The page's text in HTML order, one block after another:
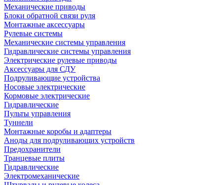
Механические приводы
Блоки обратной связи руля
Монтажные аксессуары
Рулевые системы
Механические системы управления
Гидравлические системы управления
Электрические рулевые приводы
Аксессуары для СДУ
Подруливающие устройства
Носовые электрические
Кормовые электрические
Гидравлические
Пульты управления
Туннели
Монтажные коробы и адаптеры
Аноды для подруливающих устройств
Предохранители
Транцевые плиты
Гидравлические
Электромеханические